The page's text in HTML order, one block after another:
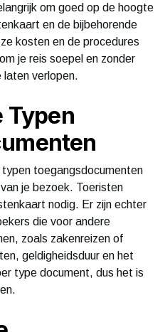
om goed op de hoogte
en de bijbehorende
kosten en de procedures
je reis soepel en zonder
laten verlopen.
Typen
toegangsdocumenten
je bezoek. Toeristen
nodig. Er zijn echter
die voor andere
zoals zakenreizen of
geldigheidsduur en het
type document, dus het is